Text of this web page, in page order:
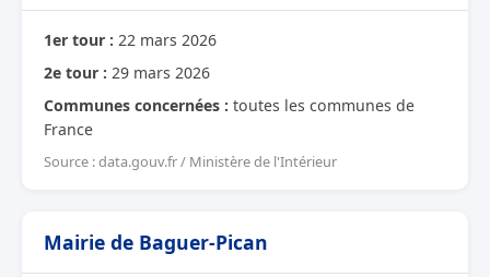
1er tour : 22 mars 2026
2e tour : 29 mars 2026
Communes concernées : toutes les communes de
France
Source : data.gouv.fr / Ministère de l'Intérieur
Mairie de Baguer-Pican